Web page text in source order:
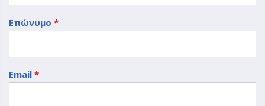
Επώνυμο *
Email *